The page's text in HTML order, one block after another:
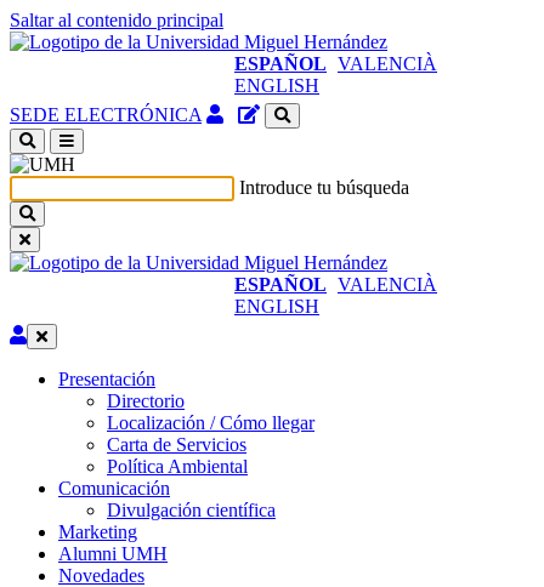
Saltar al contenido principal
ESPAÑOL VALENCIÀ
ENGLISH
SEDE ELECTRÓNICA Acceso
identificado
en
ventana
Gestor
del
sitio
Introduce tu búsqueda
ESPAÑOL VALENCIÀ
ENGLISH
Editar
Presentación
Presentación
Directorio
Localización / Cómo llegar
Carta de Servicios
Política Ambiental
Comunicación
Comunicación
Divulgación científica
Marketing
Alumni UMH
Novedades